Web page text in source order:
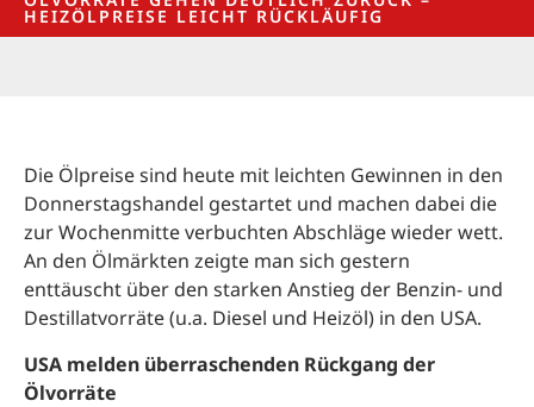
HEIZÖLPREISE LEICHT RÜCKLÄUFIG
Die Ölpreise sind heute mit leichten Gewinnen in den
Donnerstagshandel gestartet und machen dabei die
zur Wochenmitte verbuchten Abschläge wieder wett.
An den Ölmärkten zeigte man sich gestern
enttäuscht über den starken Anstieg der Benzin- und
Destillatvorräte (u.a. Diesel und Heizöl) in den USA.
USA melden überraschenden Rückgang der
Ölvorräte